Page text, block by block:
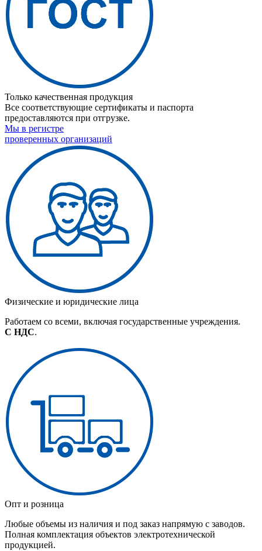
Только качественная продукция
Все соответствующие сертификаты и паспорта
предоставляются при отгрузке.
Мы в регистре
проверенных организаций
Физические и юридические лица
Работаем со всеми, включая государственные учреждения.
С НДС.
Опт и розница
Любые объемы из наличия и под заказ напрямую с заводов.
Полная комплектация объектов электротехнической
продукцией.